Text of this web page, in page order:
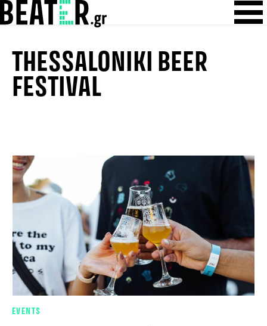
Skip to content
Skip
to
THESSALONIKI BEER
FESTIVAL
EVENTS